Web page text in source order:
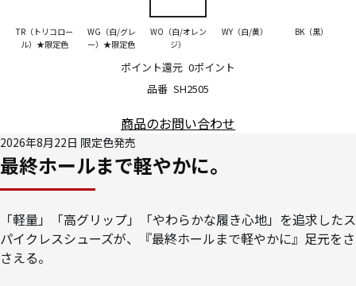
品番 SH2505
ポイント還元 0ポイント
TR（トリコロー
ル）★限定色
WG（白/グレ
ー）★限定色
WO（白/オレン
ジ）
WY（白/黄） BK（黒）
商品のお問い合わせ
2026年8月22日 限定色発売
最終ホールまで軽やかに。
「軽量」「高グリップ」「やわらかな履き心地」を追求したス
パイクレスシューズが、『最終ホールまで軽やかに』足元をさ
さえる。